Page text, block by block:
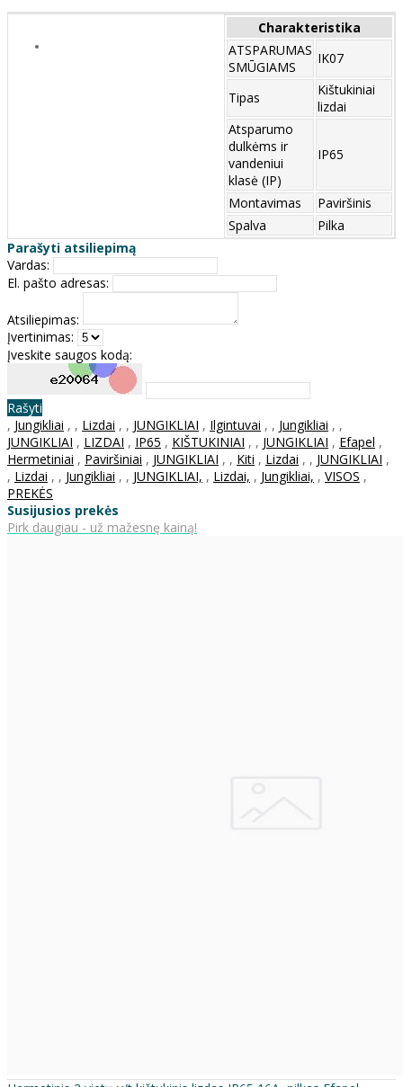
Charakteristika
ATSPARUMAS
SMŪGIAMS
IK07
Tipas
Kištukiniai
lizdai
Atsparumo
dulkėms ir
vandeniui
klasė (IP)
IP65
Montavimas
Paviršinis
Spalva
Pilka
Parašyti atsiliepimą
Vardas:
El. pašto adresas:
Atsiliepimas:
Įvertinimas:
Įveskite saugos kodą:
Rašyti
, Jungikliai , , Lizdai , , JUNGIKLIAI , Ilgintuvai , , Jungikliai , ,
JUNGIKLIAI , LIZDAI , IP65 , KIŠTUKINIAI , , JUNGIKLIAI , Efapel ,
Hermetiniai , Paviršiniai , JUNGIKLIAI , , Kiti , Lizdai , , JUNGIKLIAI ,
, Lizdai , , Jungikliai , , JUNGIKLIAI, , Lizdai, , Jungikliai, , VISOS ,
PREKĖS
Susijusios prekės
Pirk daugiau - už mažesnę kainą!